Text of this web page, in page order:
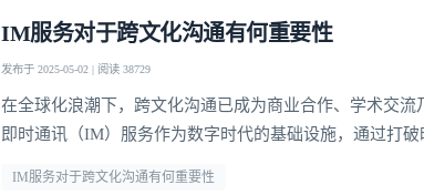
IM服务对于跨文化沟通有何重要性
发布于 2025-05-02 | 阅读 38729
在全球化浪潮下，跨文化沟通已成为商业合作、学术交流
即时通讯（IM）服务作为数字时代的基础设施，通过打
IM服务对于跨文化沟通有何重要性